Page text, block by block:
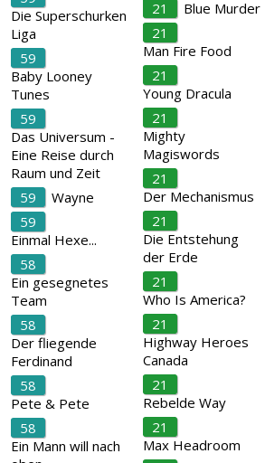
Die Superschurken
Liga
59
Baby Looney
Tunes
59
Das Universum -
Eine Reise durch
Raum und Zeit
59
Wayne
59
Einmal Hexe...
58
Ein gesegnetes
Team
58
Der fliegende
Ferdinand
58
Pete & Pete
58
Ein Mann will nach
21
Blue Murder
21
Man Fire Food
21
Young Dracula
21
Mighty
Magiswords
21
Der Mechanismus
21
Die Entstehung
der Erde
21
Who Is America?
21
Highway Heroes
Canada
21
Rebelde Way
21
Max Headroom